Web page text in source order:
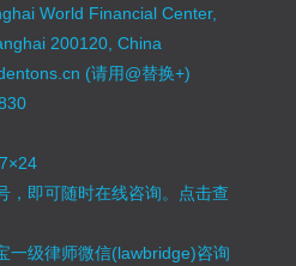
World Financial Center,
200120, China
(请用@替换+)
7×24
即可随时在线咨询。 点击查
一级律师微信(lawbridge)咨询